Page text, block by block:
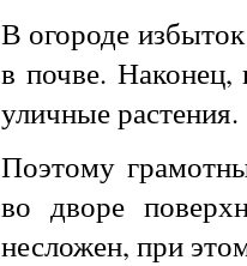
В огороде
в почве. Наконец,
уличные растения.
Поэтому
во дворе
несложен, при